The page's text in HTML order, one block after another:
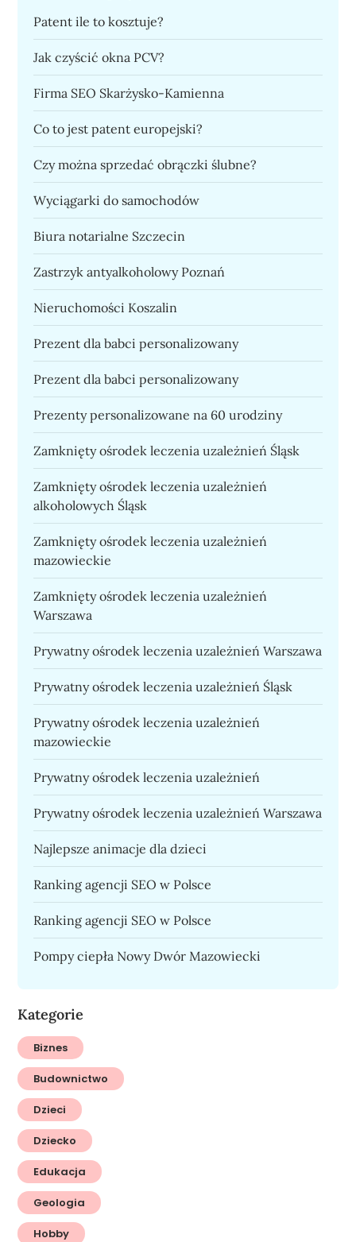
Patent ile to kosztuje?
Jak czyścić okna PCV?
Firma SEO Skarżysko-Kamienna
Co to jest patent europejski?
Czy można sprzedać obrączki ślubne?
Wyciągarki do samochodów
Biura notarialne Szczecin
Zastrzyk antyalkoholowy Poznań
Nieruchomości Koszalin
Prezent dla babci personalizowany
Prezent dla babci personalizowany
Prezenty personalizowane na 60 urodziny
Zamknięty ośrodek leczenia uzależnień Śląsk
Zamknięty ośrodek leczenia uzależnień
alkoholowych Śląsk
Zamknięty ośrodek leczenia uzależnień
mazowieckie
Zamknięty ośrodek leczenia uzależnień
Warszawa
Prywatny ośrodek leczenia uzależnień Warszawa
Prywatny ośrodek leczenia uzależnień Śląsk
Prywatny ośrodek leczenia uzależnień
mazowieckie
Prywatny ośrodek leczenia uzależnień
Prywatny ośrodek leczenia uzależnień Warszawa
Najlepsze animacje dla dzieci
Ranking agencji SEO w Polsce
Ranking agencji SEO w Polsce
Pompy ciepła Nowy Dwór Mazowiecki
Kategorie
Biznes
Budownictwo
Dzieci
Dziecko
Edukacja
Geologia
Hobby